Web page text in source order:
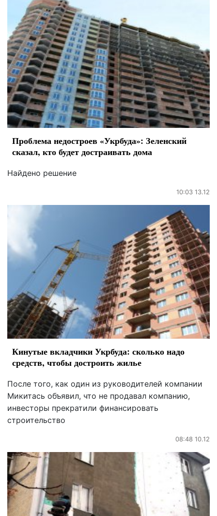
Проблема недостроев «Укрбуда»: Зеленский
сказал, кто будет достраивать дома
Найдено решение
10:03 13.12
Кинутые вкладчики Укрбуда: сколько надо
средств, чтобы достроить жилье
После того, как один из руководителей компании
Микитась объявил, что не продавал компанию,
инвесторы прекратили финансировать
строительство
08:48 10.12